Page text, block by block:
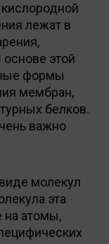
лежат в
этой
формы
мембран,
белков.
важно
молекул
эта
на атомы,